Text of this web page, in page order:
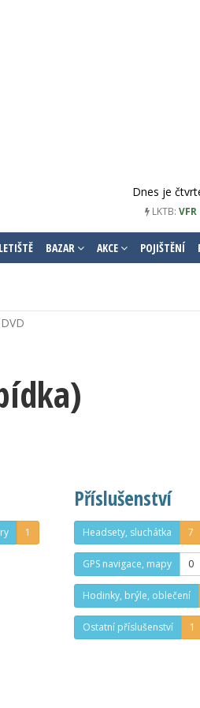
Dnes je
LKTB: VFR
LETIŠTĚ BAZAR AKCE POJIŠTĚNÍ
1
Příslušenství
Headsety, sluchátka 7
GPS navigace, mapy 0
Hodinky, brýle, oblečení
Ostatní příslušenství 1